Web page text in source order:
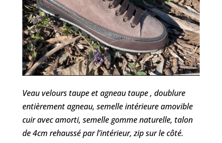
Veau velours taupe et agneau taupe , doublure
entièrement agneau, semelle intérieure amovible
cuir avec amorti, semelle gomme naturelle, talon
de 4cm rehaussé par l’intérieur, zip sur le côté.